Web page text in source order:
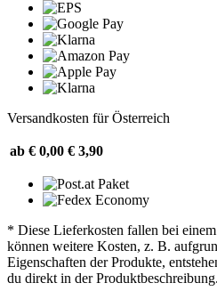
Versandkosten für Österreich
ab € 0,00 € 3,90
* Diese Lieferkosten fallen bei
können weitere Kosten, z. B.
Eigenschaften der Produkte,
du direkt in der Produktbeschreibung.